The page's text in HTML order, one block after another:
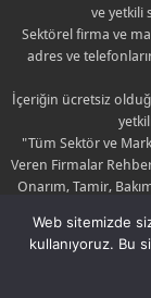
ve yetkili
Sektörel firma ve
adres ve
İçeriğin ücretsiz
"Tüm Sektör ve
Veren Firmalar
Onarım, Tamir,
Yayınlanan içerik ile
Web sitemizde
kullanıyoruz. Bu